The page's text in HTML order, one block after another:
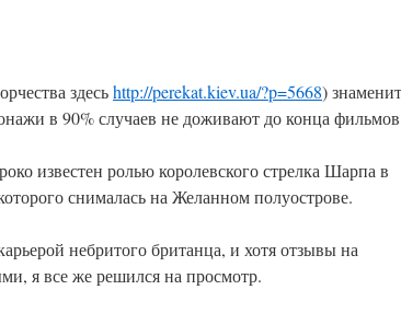
здесьhttp://perekat.kiev.ua/?p=5668) знаменит
в 90% случаев не доживают до конца
известен ролью королевского стрелка Шарпа в
снималась на Желанном полуострове.
небритого британца, и хотя отзывы на
я все же решился на просмотр.